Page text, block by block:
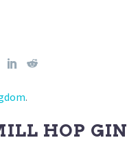
.
HOP GIN